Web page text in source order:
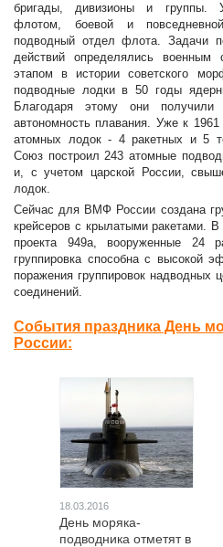
бригады, дивизионы и группы.
флотом, боевой и
подводный отдел флота. Задачи
действий определялись
этапом в истории советского
подводные лодки в 50 годы
Благодаря этому они получили
автономность плавания. Уже к
атомных лодок - 4 ракетных и 5
Союз построил 243 атомные
и, с учетом царской России,
лодок.
Сейчас для ВМФ России создана
крейсеров с крылатыми ракетами.
проекта 949а, вооруженные 24
группировка способна с высокой
поражения группировок надводных
соединений.
События праздника День
России:
18.03.2016
День моряка-
подводника отметят в